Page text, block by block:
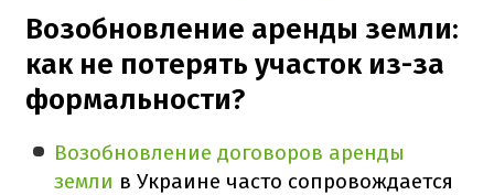
Возобновление аренды земли:
как не потерять участок из-за
формальности?
Возобновление договоров аренды
земли в Украине часто сопровождается